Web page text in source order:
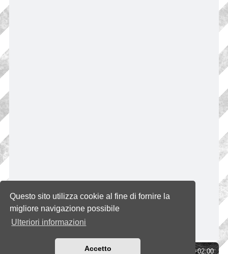
Questo sito utilizza cookie al fine di fornire la
migliore navigazione possibile
Ulteriori informazioni
Accetto UTC+02:00